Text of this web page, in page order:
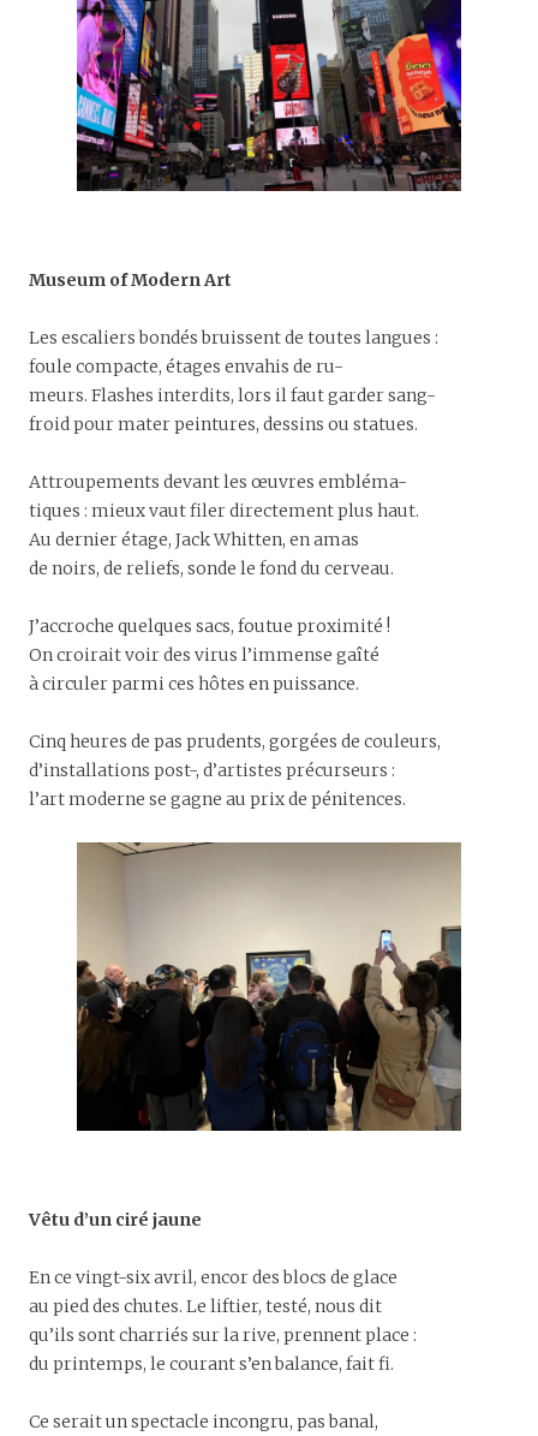
Museum of Modern Art
Les escaliers bondés bruissent de toutes langues :
foule compacte, étages envahis de ru-
meurs. Flashes interdits, lors il faut garder sang-
froid pour mater peintures, dessins ou statues.
Attroupements devant les œuvres embléma-
tiques : mieux vaut filer directement plus haut.
Au dernier étage, Jack Whitten, en amas
de noirs, de reliefs, sonde le fond du cerveau.
J’accroche quelques sacs, foutue proximité !
On croirait voir des virus l’immense gaîté
à circuler parmi ces hôtes en puissance.
Cinq heures de pas prudents, gorgées de couleurs,
d’installations post-, d’artistes précurseurs :
l’art moderne se gagne au prix de pénitences.
Vêtu d’un ciré jaune
En ce vingt-six avril, encor des blocs de glace
au pied des chutes. Le liftier, testé, nous dit
qu’ils sont charriés sur la rive, prennent place :
du printemps, le courant s’en balance, fait fi.
Ce serait un spectacle incongru, pas banal,